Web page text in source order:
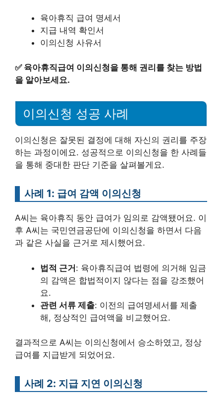
육아휴직 급여 명세서
지급 내역 확인서
이의신청 사유서
✅ 육아휴직급여 이의신청을 통해 권리를 찾는 방법
을 알아보세요.
이의신청 성공 사례
이의신청은 잘못된 결정에 대해 자신의 권리를 주장
하는 과정이에요. 성공적으로 이의신청을 한 사례들
을 통해 중대한 판단 기준을 살펴볼게요.
사례 1: 급여 감액 이의신청
A씨는 육아휴직 동안 급여가 임의로 감액됐어요. 이
후 A씨는 국민연금공단에 이의신청을 하면서 다음
과 같은 사실을 근거로 제시했어요.
법적 근거: 육아휴직급여 법령에 의거해 임금
의 감액은 합법적이지 않다는 점을 강조했어
요.
관련 서류 제출: 이전의 급여명세서를 제출
해, 정상적인 급여액을 비교했어요.
결과적으로 A씨는 이의신청에서 승소하였고, 정상
급여를 지급받게 되었어요.
사례 2: 지급 지연 이의신청